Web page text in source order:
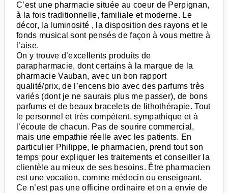
C’est une pharmacie située au coeur de Perpignan,
à la fois traditionnelle, familiale et moderne. Le
décor, la luminosité , la disposition des rayons et le
fonds musical sont pensés de façon à vous mettre à
l’aise.
On y trouve d’excellents produits de
parapharmacie, dont certains à la marque de la
pharmacie Vauban, avec un bon rapport
qualité/prix, de l’encens bio avec des parfums très
variés (dont je ne saurais plus me passer), de bons
parfums et de beaux bracelets de lithothérapie. Tout
le personnel et très compétent, sympathique et à
l’écoute de chacun. Pas de sourire commercial,
mais une empathie réelle avec les patients. En
particulier Philippe, le pharmacien, prend tout son
temps pour expliquer les traitements et conseiller la
clientèle au mieux de ses besoins. Être pharmacien
est une vocation, comme médecin ou enseignant.
Ce n’est pas une officine ordinaire et on a envie de